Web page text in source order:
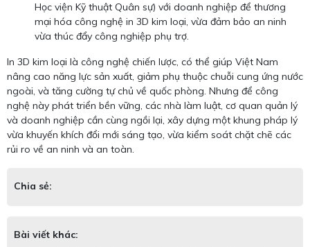
Học viện Kỹ thuật Quân sự) với doanh nghiệp để thương
mại hóa công nghệ in 3D kim loại, vừa đảm bảo an ninh
vừa thúc đẩy công nghiệp phụ trợ.
In 3D kim loại là công nghệ chiến lược, có thể giúp Việt Nam
nâng cao năng lực sản xuất, giảm phụ thuộc chuỗi cung ứng nước
ngoài, và tăng cường tự chủ về quốc phòng. Nhưng để công
nghệ này phát triển bền vững, các nhà làm luật, cơ quan quản lý
và doanh nghiệp cần cùng ngồi lại, xây dựng một khung pháp lý
vừa khuyến khích đổi mới sáng tạo, vừa kiểm soát chặt chẽ các
rủi ro về an ninh và an toàn.
Chia sẻ:
Bài viết khác: